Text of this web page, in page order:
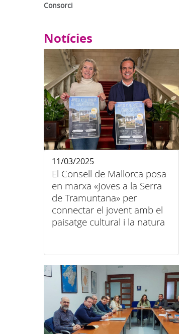
Consorci
Notícies
El Consell de Mallorca posa
en marxa «Joves a la Serra
de Tramuntana» per
connectar el jovent amb el
paisatge cultural i la natura
11/03/2025